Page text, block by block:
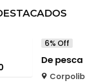
6% Off
De